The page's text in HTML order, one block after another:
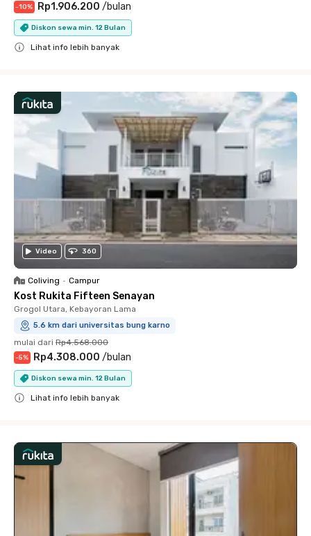
-10% Rp1.906.200 /bulan
Diskon sewa min. 12 Bulan
Lihat info lebih banyak
Video 360
Coliving • Campur
Kost Rukita Fifteen Senayan
Grogol Utara, Kebayoran Lama
5.6 km dari universitas bung karno
mulai dari Rp4.568.000
-5% Rp4.308.000 /bulan
Diskon sewa min. 12 Bulan
Lihat info lebih banyak